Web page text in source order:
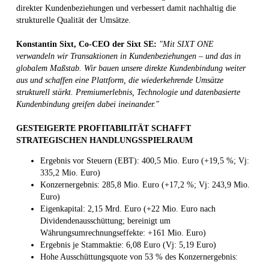
direkter Kundenbeziehungen und verbessert damit nachhaltig die
strukturelle Qualität der Umsätze.
Konstantin Sixt, Co-CEO der Sixt SE: "Mit SIXT ONE
verwandeln wir Transaktionen in Kundenbeziehungen – und das in
globalem Maßstab. Wir bauen unsere direkte Kundenbindung weiter
aus und schaffen eine Plattform, die wiederkehrende Umsätze
strukturell stärkt. Premiumerlebnis, Technologie und datenbasierte
Kundenbindung greifen dabei ineinander."
GESTEIGERTE PROFITABILITÄT SCHAFFT
STRATEGISCHEN HANDLUNGSSPIELRAUM
Ergebnis vor Steuern (EBT): 400,5 Mio. Euro (+19,5 %; Vj:
335,2 Mio. Euro)
Konzernergebnis: 285,8 Mio. Euro (+17,2 %; Vj: 243,9 Mio.
Euro)
Eigenkapital: 2,15 Mrd. Euro (+22 Mio. Euro nach
Dividendenausschüttung; bereinigt um
Währungsumrechnungseffekte: +161 Mio. Euro)
Ergebnis je Stammaktie: 6,08 Euro (Vj: 5,19 Euro)
Hohe Ausschüttungsquote von 53 % des Konzernergebnis: